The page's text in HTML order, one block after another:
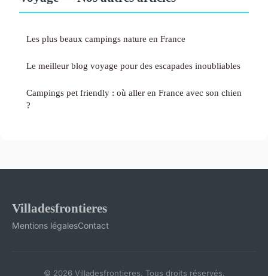
Les plus beaux campings nature en France
Le meilleur blog voyage pour des escapades inoubliables
Campings pet friendly : où aller en France avec son chien
?
Villadesfrontieres
Mentions légalesContact
© 2026 Villadesfrontieres. Tous droits réservés.